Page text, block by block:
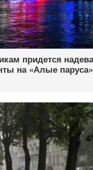
придется
на «Алые паруса»